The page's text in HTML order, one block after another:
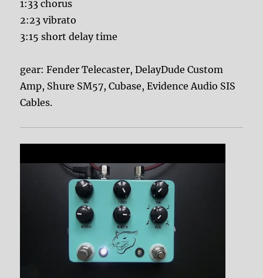
1:33 chorus
2:23 vibrato
3:15 short delay time
gear: Fender Telecaster, DelayDude Custom
Amp, Shure SM57, Cubase, Evidence Audio SIS
Cables.